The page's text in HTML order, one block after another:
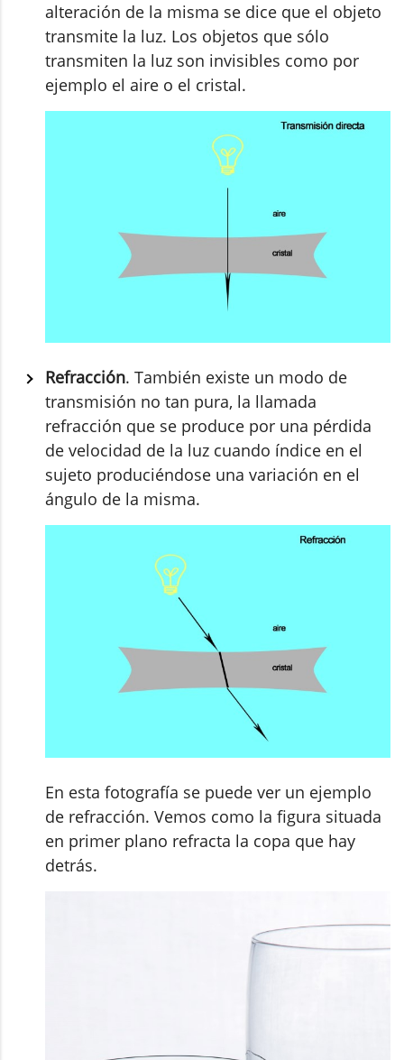
alteración de la misma se dice que el objeto
transmite la luz. Los objetos que sólo
transmiten la luz son invisibles como por
ejemplo el aire o el cristal.
Refracción. También existe un modo de
transmisión no tan pura, la llamada
refracción que se produce por una pérdida
de velocidad de la luz cuando índice en el
sujeto produciéndose una variación en el
ángulo de la misma.
En esta fotografía se puede ver un ejemplo
de refracción. Vemos como la figura situada
en primer plano refracta la copa que hay
detrás.